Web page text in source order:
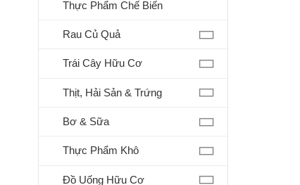
Thực Phẩm Chế Biến
Rau Củ Quả
Trái Cây Hữu Cơ
Thịt, Hải Sản & Trứng
Bơ & Sữa
Thực Phẩm Khô
Đồ Uống Hữu Cơ